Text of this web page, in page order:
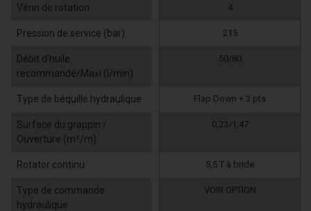
Vérin de rotation
Pression de service (bar)
Débit d’huile
recommandé/Maxi (l/min)
Type de béquille hydraulique
Surface du grappin /
Ouverture (m²/m)
Rotator continu
Type de commande
hydraulique
4
215
50/80
Flap Down + 3 pts
0,23/1,47
5,5 T à bride
VOIR OPTION